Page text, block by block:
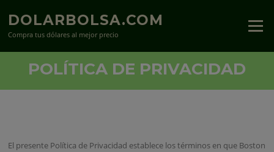
contenido
DOLARBOLSA.COM
Compra tus dólares al mejor precio
Menú
POLÍTICA DE PRIVACIDAD
El presente Política de Privacidad establece los términos en que Boston